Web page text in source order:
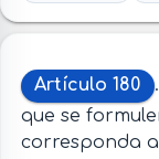
Artículo 180
que se
corresponda